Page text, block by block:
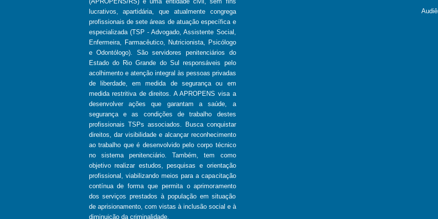
lucrativos, apartidária, que atualmente congrega
profissionais de sete áreas de atuação específica e
especializada (TSP - Advogado, Assistente Social,
Enfermeira, Farmacêutico, Nutricionista, Psicólogo
e Odontólogo). São servidores penitenciários do
Estado do Rio Grande do Sul responsáveis pelo
acolhimento e atenção integral às pessoas privadas
de liberdade, em medida de segurança ou em
medida restritiva de direitos. A APROPENS visa a
desenvolver ações que garantam a saúde, a
segurança e as condições de trabalho destes
profissionais TSPs associados. Busca conquistar
direitos, dar visibilidade e alcançar reconhecimento
ao trabalho que é desenvolvido pelo corpo técnico
no sistema penitenciário. Também, tem como
objetivo realizar estudos, pesquisas e orientação
profissional, viabilizando meios para a capacitação
contínua de forma que permita o aprimoramento
dos serviços prestados à população em situação
de aprisionamento, com vistas à inclusão social e à
diminuição da criminalidade.